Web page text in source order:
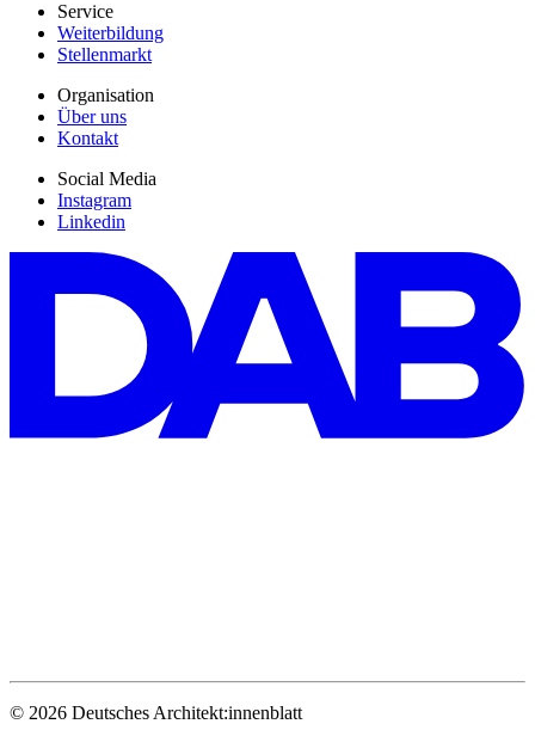
Service
Weiterbildung
Stellenmarkt
Organisation
Über uns
Kontakt
Social Media
Instagram
Linkedin
© 2026 Deutsches Architekt:innenblatt